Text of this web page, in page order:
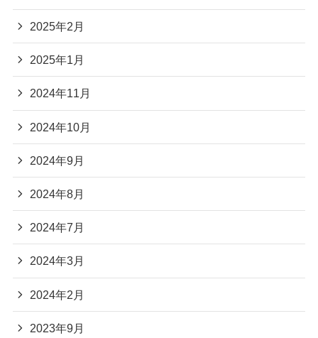
2025年2月
2025年1月
2024年11月
2024年10月
2024年9月
2024年8月
2024年7月
2024年3月
2024年2月
2023年9月